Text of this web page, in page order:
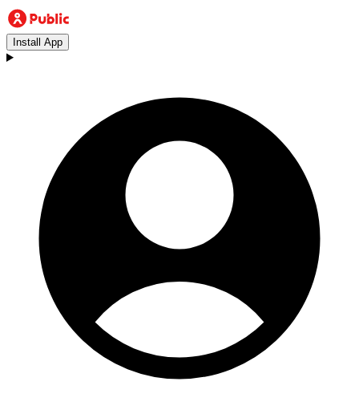
Install App